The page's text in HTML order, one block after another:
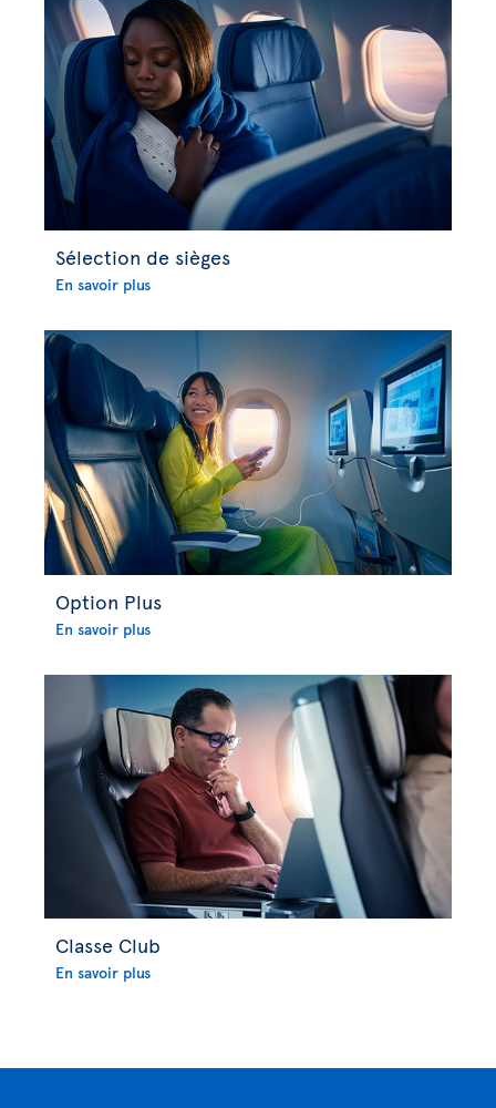
Sélection de sièges
En savoir plus
Option Plus
En savoir plus
Classe Club
En savoir plus